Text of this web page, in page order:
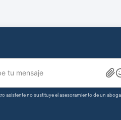
tu mensaje
asistente no sustituye el asesoramiento de un